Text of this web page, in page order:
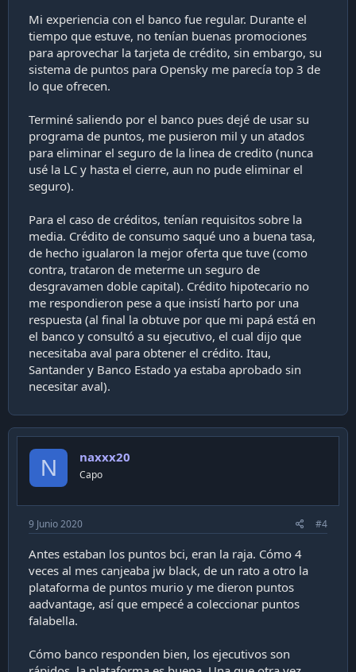
Enviado desde mi Huawei P30 mediante Tapatalk
Mi experiencia con el banco fue regular. Durante el
tiempo que estuve, no tenían buenas promociones
para aprovechar la tarjeta de crédito, sin embargo, su
sistema de puntos para Opensky me parecía top 3 de
lo que ofrecen.
Terminé saliendo por el banco pues dejé de usar su
programa de puntos, me pusieron mil y un atados
para eliminar el seguro de la linea de credito (nunca
usé la LC y hasta el cierre, aun no pude eliminar el
seguro).
Para el caso de créditos, tenían requisitos sobre la
media. Crédito de consumo saqué uno a buena tasa,
de hecho igualaron la mejor oferta que tuve (como
contra, trataron de meterme un seguro de
desgravamen doble capital). Crédito hipotecario no
me respondieron pese a que insistí harto por una
respuesta (al final la obtuve por que mi papá está en
el banco y consultó a su ejecutivo, el cual dijo que
necesitaba aval para obtener el crédito. Itau,
Santander y Banco Estado ya estaba aprobado sin
necesitar aval).
N naxxx20
Capo
9 Junio 2020 #4
Antes estaban los puntos bci, eran la raja. Cómo 4
veces al mes canjeaba jw black, de un rato a otro la
plataforma de puntos murio y me dieron puntos
aadvantage, así que empecé a coleccionar puntos
falabella.
Cómo banco responden bien, los ejecutivos son